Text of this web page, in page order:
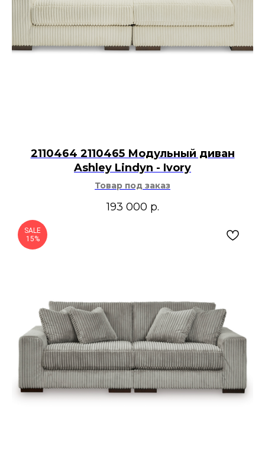
2110464 2110465 Модульный диван
Ashley Lindyn - Ivory
Товар под заказ
193 000 р.
SALE
15%